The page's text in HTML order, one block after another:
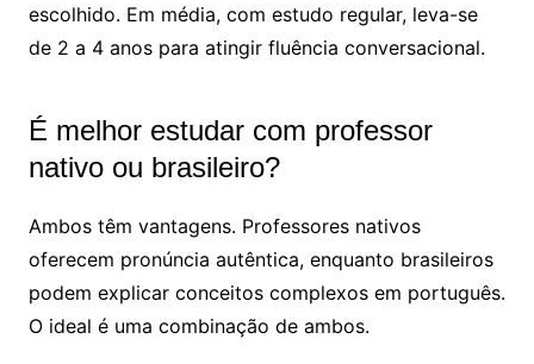
escolhido. Em média, com estudo regular, leva-se
de 2 a 4 anos para atingir fluência conversacional.
É melhor estudar com professor
nativo ou brasileiro?
Ambos têm vantagens. Professores nativos
oferecem pronúncia autêntica, enquanto brasileiros
podem explicar conceitos complexos em português.
O ideal é uma combinação de ambos.